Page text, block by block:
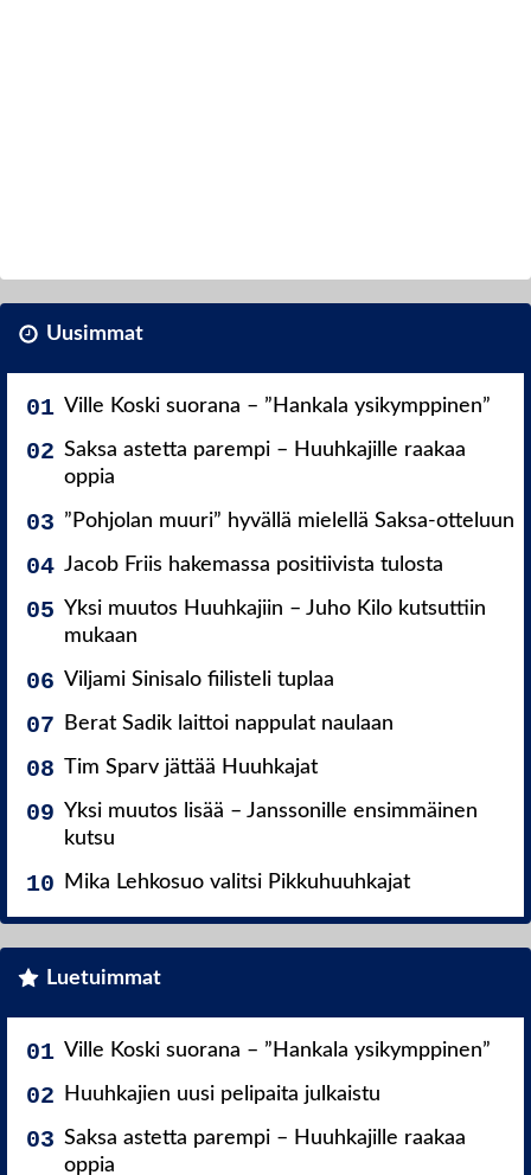
Uusimmat
Ville Koski suorana – ”Hankala ysikymppinen”
Saksa astetta parempi – Huuhkajille raakaa
oppia
”Pohjolan muuri” hyvällä mielellä Saksa-otteluun
Jacob Friis hakemassa positiivista tulosta
Yksi muutos Huuhkajiin – Juho Kilo kutsuttiin
mukaan
Viljami Sinisalo fiilisteli tuplaa
Berat Sadik laittoi nappulat naulaan
Tim Sparv jättää Huuhkajat
Yksi muutos lisää – Janssonille ensimmäinen
kutsu
Mika Lehkosuo valitsi Pikkuhuuhkajat
Luetuimmat
Ville Koski suorana – ”Hankala ysikymppinen”
Huuhkajien uusi pelipaita julkaistu
Saksa astetta parempi – Huuhkajille raakaa
oppia